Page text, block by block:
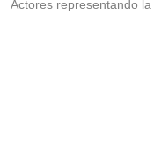
Actores representando